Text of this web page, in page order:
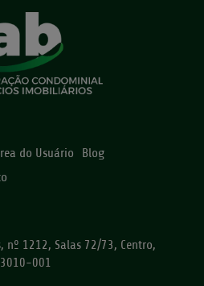
do Usuário
Blog
nº 1212, Salas 72/73, Centro,
001